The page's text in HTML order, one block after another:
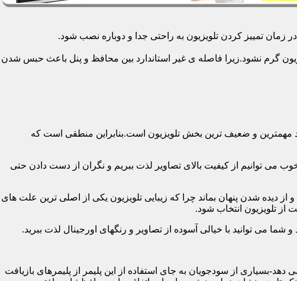
تمییز کردن تلویزیون به راحتی جدا و دوباره نصب شود.
گرم نشود.زیرا فاصله ی غیر استاندارد بین محافظ و پنل باعث حبس شدن
مهمترین و ضعیف ترین بخش تلویزیون است.بنابراین منطقی است که
می توانیم از کیفیت بالای تصاویر لذت ببریم و نگران از دست دادن حتی
شدن پنهان بماند چرا که زیبایی تلویزیون یکی از اصلی ترین علت های
تلویزیون انتخاب شود.
از سودجویان به جای استفاده از این پلیمر از پلیمرهای بازیافت